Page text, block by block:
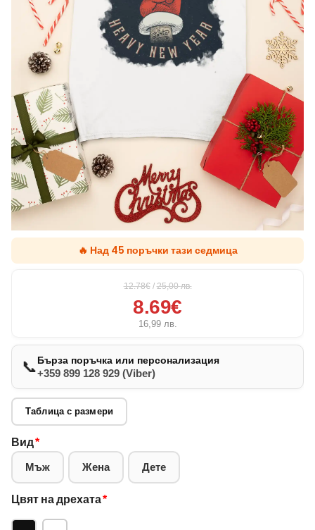
🔥 Над 45 поръчки тази седмица
12.78€ / 25,00лв.
8.69€
16,99 лв.
📞Бърза поръчка или персонализация
+359 899 128 929 (Viber)
Таблица с размери
Вид*
Мъж Жена Дете
Цвят на дрехата*